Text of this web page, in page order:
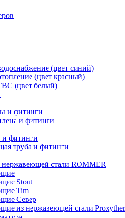
(цвет синий)
(цвет красный)
(цвет белый)
и фитинги
и фитинги
и фитинги
труба и фитинги
стали ROMMER
Stout
Tim
Север
из нержавеющей стали